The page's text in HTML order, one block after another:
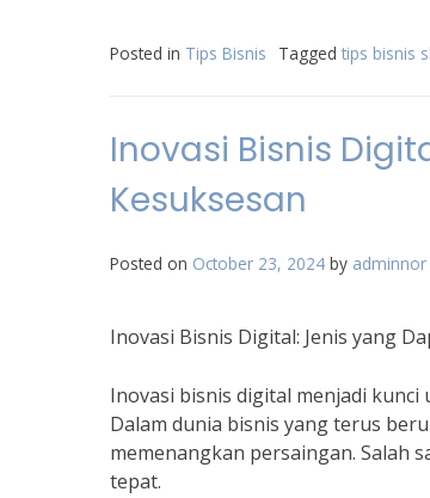
Posted in Tips Bisnis Tagged tips bisnis
Inovasi Bisnis
Kesuksesan
Posted on October 23, 2024 by adminnor
Inovasi Bisnis Digital: Jenis yang
Inovasi bisnis digital menjadi
Dalam dunia bisnis yang terus
memenangkan persaingan. Salah
tepat.